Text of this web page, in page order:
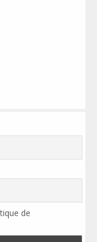
de